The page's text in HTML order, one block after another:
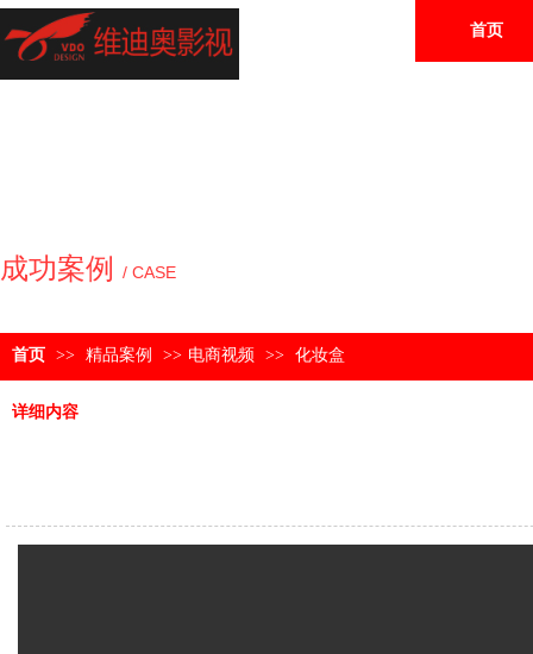
首页
成功案例 / CASE
首页 >> 精品案例 >> 电商视频 >> 化妆盒
详细内容